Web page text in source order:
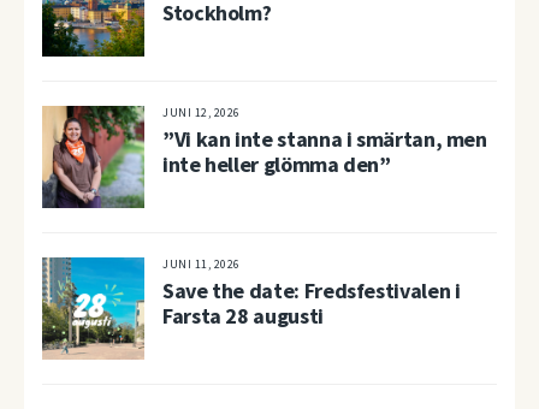
Stockholm?
JUNI 12, 2026
”Vi kan inte stanna i smärtan, men
inte heller glömma den”
JUNI 11, 2026
Save the date: Fredsfestivalen i
Farsta 28 augusti